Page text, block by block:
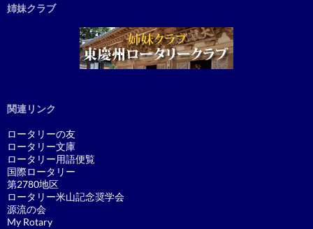
姉妹クラブ
関連リンク
ロータリーの友
ロータリー文庫
ロータリー用語便覧
国際ロータリー
第2780地区
ロータリー米山記念奨学会
源流の会
My Rotary